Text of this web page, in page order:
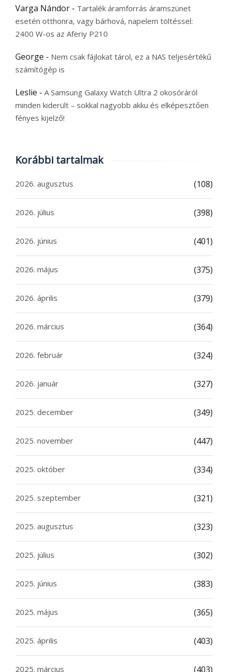
Varga Nándor - Tartalék áramforrás áramszünet
esetén otthonra, vagy bárhová, napelem töltéssel:
2400 W-os az Aferiy P210
George - Nem csak fájlokat tárol, ez a NAS teljesértékű
számítógép is
Leslie - A Samsung Galaxy Watch Ultra 2 okosóráról
minden kiderült – sokkal nagyobb akku és elképesztően
fényes kijelző!
Korábbi tartalmak
2026. augusztus (108)
2026. július (398)
2026. június (401)
2026. május (375)
2026. április (379)
2026. március (364)
2026. február (324)
2026. január (327)
2025. december (349)
2025. november (447)
2025. október (334)
2025. szeptember (321)
2025. augusztus (323)
2025. július (302)
2025. június (383)
2025. május (365)
2025. április (403)
2025. március (403)